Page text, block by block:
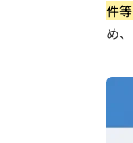
件
め